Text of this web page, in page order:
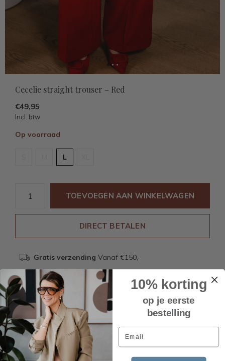
Cecelie straight trouser – Red
€49,95
Incl. btw
Op voorraad
L
TOEVOEGEN AAN WINKELWAGEN
DIRECT BETALEN
Gratis verzending Vanaf €150,-
Beschrijving
Recente artikelen
10% korting
op je eerste
bestelling
Email